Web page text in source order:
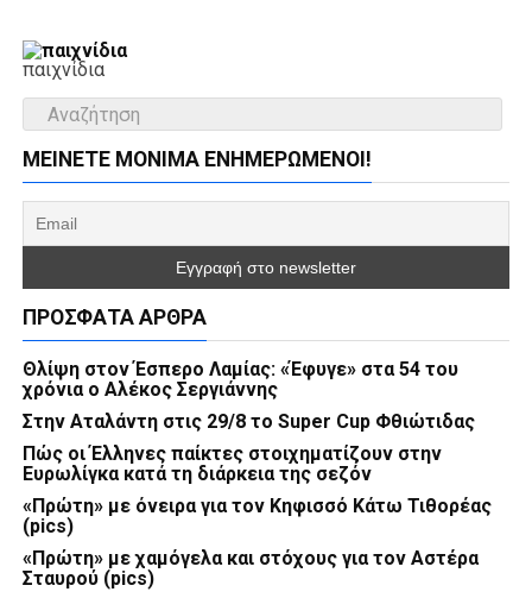
παιχνίδια
ΜΕΊΝΕΤΕ ΜΌΝΙΜΑ ΕΝΗΜΕΡΏΜΕΝΟΙ!
ΠΡΌΣΦΑΤΑ ΆΡΘΡΑ
Θλίψη στον Έσπερο Λαμίας: «Έφυγε» στα 54 του
χρόνια ο Αλέκος Σεργιάννης
Στην Αταλάντη στις 29/8 το Super Cup Φθιώτιδας
Πώς οι Έλληνες παίκτες στοιχηματίζουν στην
Ευρωλίγκα κατά τη διάρκεια της σεζόν
«Πρώτη» με όνειρα για τον Κηφισσό Κάτω Τιθορέας
(pics)
«Πρώτη» με χαμόγελα και στόχους για τον Αστέρα
Σταυρού (pics)